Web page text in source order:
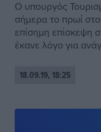
Ο υπουργός
σήμερα το πρωί
επίσημη επίσκεψη
έκανε λόγο για
18.09.19, 18:25